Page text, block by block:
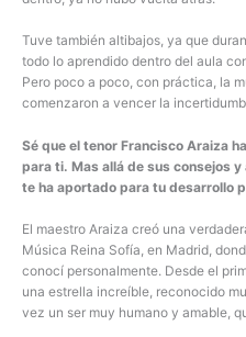
Tuve también altibajos, ya que
todo lo aprendido dentro del aula
Pero poco a poco, con práctica, la
comenzaron a vencer la
Sé que el tenor Francisco Araiza
para ti. Mas allá de sus consejos
te ha aportado para tu desarrollo
El maestro Araiza creó una
Música Reina Sofía, en Madrid,
conocí personalmente. Desde el
una estrella increíble, reconocido
vez un ser muy humano y amable,